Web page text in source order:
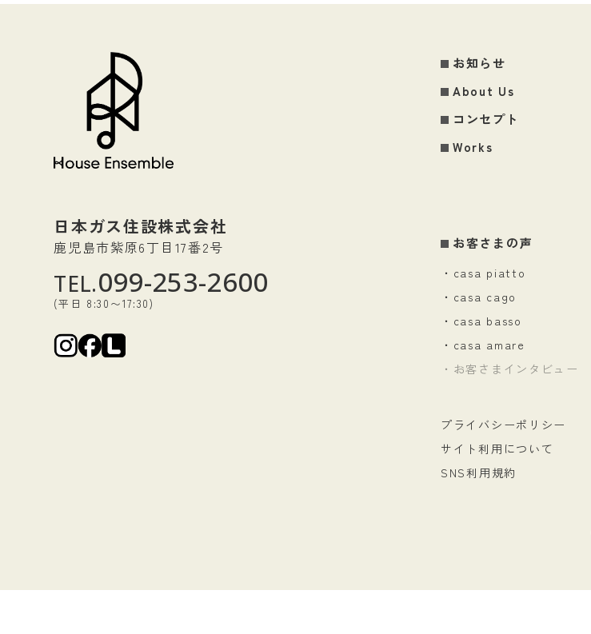
日本ガス住設株式会社
鹿児島市紫原6丁目17番2号
TEL.099-253-2600
(平日 8:30〜17:30)
お知らせ
About Us
コンセプト
Works
お客さまの声
・casa piatto
・casa cago
・casa basso
・casa amare
・お客さまインタビュー
プライバシーポリシー
サイト利用について
SNS利用規約